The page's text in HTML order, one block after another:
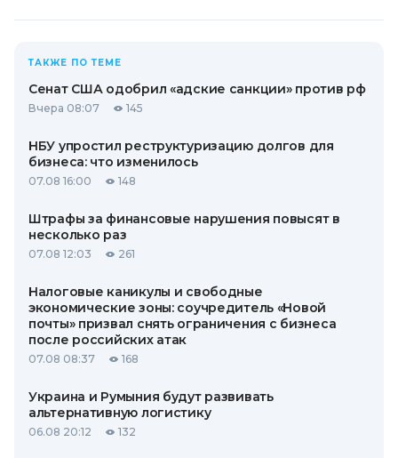
ТАКЖЕ ПО ТЕМЕ
Сенат США одобрил «адские санкции» против рф
Вчера 08:07 145
НБУ упростил реструктуризацию долгов для
бизнеса: что изменилось
07.08 16:00 148
Штрафы за финансовые нарушения повысят в
несколько раз
07.08 12:03 261
Налоговые каникулы и свободные
экономические зоны: соучредитель «Новой
почты» призвал снять ограничения с бизнеса
после российских атак
07.08 08:37 168
Украина и Румыния будут развивать
альтернативную логистику
06.08 20:12 132